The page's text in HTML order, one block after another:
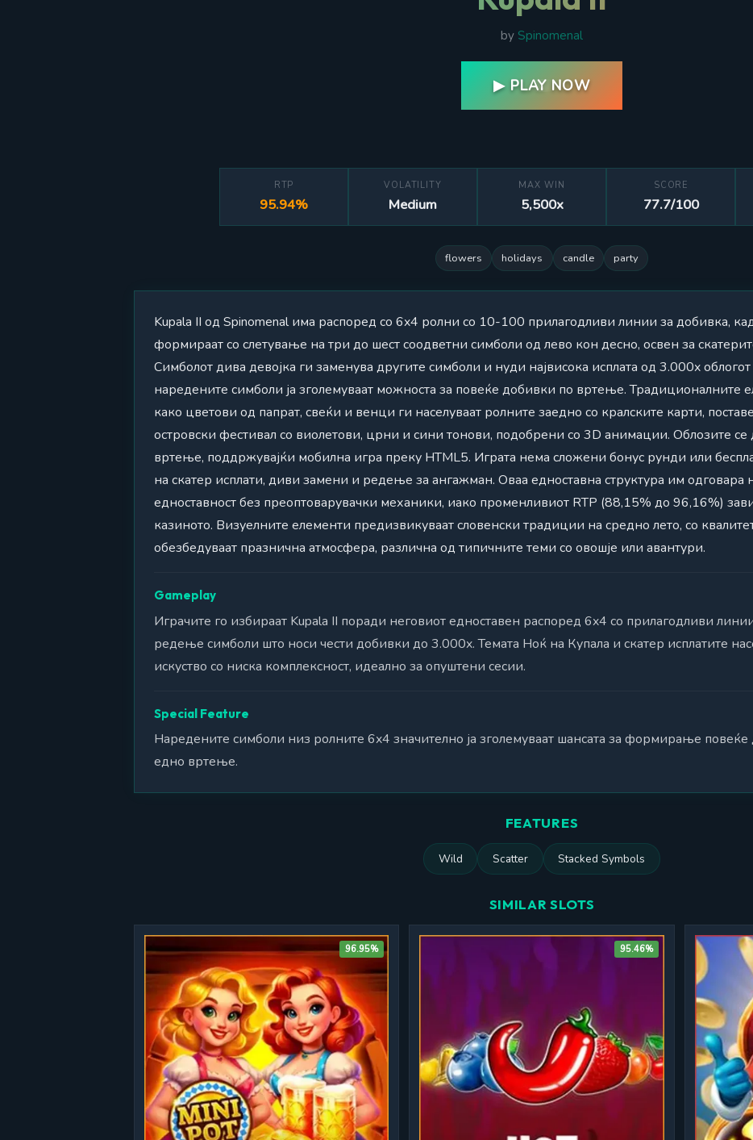
by Spinomenal
▶ PLAY NOW
RTP
95.94%
VOLATILITY
Medium
MAX WIN
5,500x
SCORE
77.7/100
flowers holidays candle party
Kupala II од Spinomenal има распоред со 6x4 ролни со 10-100 прилагодливи линии за добивка,
формираат со слетување на три до шест соодветни симболи од лево кон десно, освен за
Симболот дива девојка ги заменува другите симболи и нуди највисока исплата од 3.000x
наредените симболи ја зголемуваат можноста за повеќе добивки по вртење. Традиционалните
како цветови од папрат, свеќи и венци ги населуваат ролните заедно со кралските карти,
островски фестивал со виолетови, црни и сини тонови, подобрени со 3D анимации. Облозите
вртење, поддржувајќи мобилна игра преку HTML5. Играта нема сложени бонус рунди или
на скатер исплати, диви замени и редење за ангажман. Оваа едноставна структура им одговара
едноставност без преоптоварувачки механики, иако променливиот RTP (88,15% до 96,16%)
казиното. Визуелните елементи предизвикуваат словенски традиции на средно лето, со
обезбедуваат празнична атмосфера, различна од типичните теми со овошје или авантури.
Gameplay
Играчите го избираат Kupala II поради неговиот едноставен распоред 6x4 со прилагодливи
редење симболи што носи чести добивки до 3.000x. Темата Ноќ на Купала и скатер исплатите
искуство со ниска комплексност, идеално за опуштени сесии.
Special Feature
Наредените симболи низ ролните 6x4 значително ја зголемуваат шансата за формирање
едно вртење.
FEATURES
Wild Scatter Stacked Symbols
SIMILAR SLOTS
96.95% 95.46%